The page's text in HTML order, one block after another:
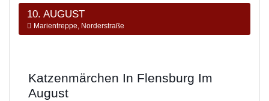
10. AUGUST
Marientreppe, Norderstraße
Katzenmärchen In Flensburg Im
August